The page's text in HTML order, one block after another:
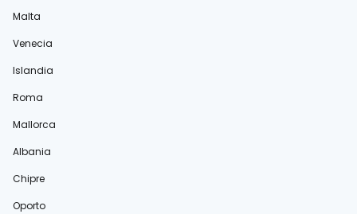
Malta
Venecia
Islandia
Roma
Mallorca
Albania
Chipre
Oporto